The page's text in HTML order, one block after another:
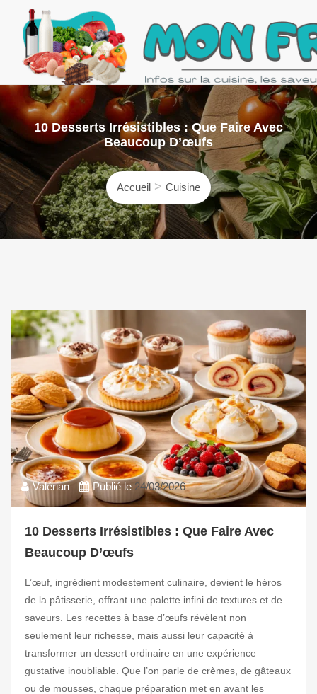
content
Mon Frigo
Le webmag d'infos et recettes du quotidien
10 Desserts Irrésistibles : Que Faire Avec
Beaucoup D’œufs
Accueil Cuisine
Valérian Publié le 24/03/2026
10 Desserts Irrésistibles : Que Faire Avec
Beaucoup D’œufs
L’œuf, ingrédient modestement culinaire, devient le héros
de la pâtisserie, offrant une palette infini de textures et de
saveurs. Les recettes à base d’œufs révèlent non
seulement leur richesse, mais aussi leur capacité à
transformer un dessert ordinaire en une expérience
gustative inoubliable. Que l’on parle de crèmes, de gâteaux
ou de mousses, chaque préparation met en avant les